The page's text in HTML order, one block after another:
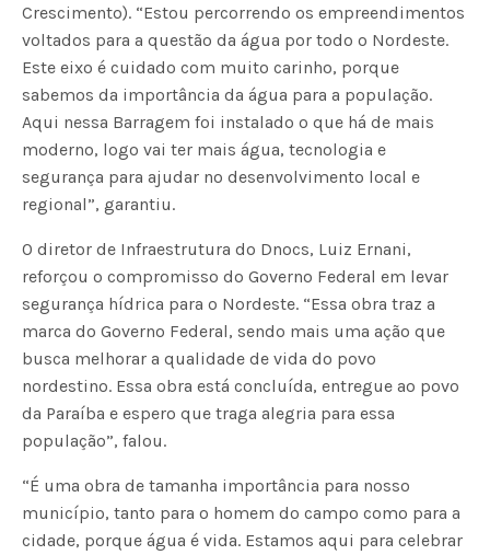
Crescimento). “Estou percorrendo os empreendimentos
voltados para a questão da água por todo o Nordeste.
Este eixo é cuidado com muito carinho, porque
sabemos da importância da água para a população.
Aqui nessa Barragem foi instalado o que há de mais
moderno, logo vai ter mais água, tecnologia e
segurança para ajudar no desenvolvimento local e
regional”, garantiu.
O diretor de Infraestrutura do Dnocs, Luiz Ernani,
reforçou o compromisso do Governo Federal em levar
segurança hídrica para o Nordeste. “Essa obra traz a
marca do Governo Federal, sendo mais uma ação que
busca melhorar a qualidade de vida do povo
nordestino. Essa obra está concluída, entregue ao povo
da Paraíba e espero que traga alegria para essa
população”, falou.
“É uma obra de tamanha importância para nosso
município, tanto para o homem do campo como para a
cidade, porque água é vida. Estamos aqui para celebrar